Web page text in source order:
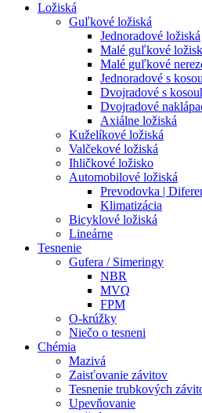
Ložiská
Guľkové ložiská
Jednoradové ložiská
Malé guľkové
Malé guľkové
Jednoradové s
Dvojradové s
Dvojradové
Axiálne ložiská
Kuželíkové ložiská
Valčekové ložiská
Ihličkové ložisko
Automobilové ložiská
Prevodovka |
Klimatizácia
Bicyklové ložiská
Lineárne
Tesnenie
Gufera / Simeringy
NBR
MVQ
FPM
O-krúžky
Niečo o tesneni
Chémia
Mazivá
Zaisťovanie závitov
Tesnenie trubkových
Upevňovanie